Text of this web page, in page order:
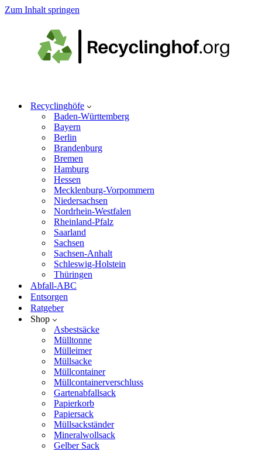
Zum Inhalt springen
Recyclinghöfe
Baden-Württemberg
Bayern
Berlin
Brandenburg
Bremen
Hamburg
Hessen
Mecklenburg-Vorpommern
Niedersachsen
Nordrhein-Westfalen
Rheinland-Pfalz
Saarland
Sachsen
Sachsen-Anhalt
Schleswig-Holstein
Thüringen
Abfall-ABC
Entsorgen
Ratgeber
Shop
Asbestsäcke
Mülltonne
Mülleimer
Müllsacke
Müllcontainer
Müllcontainerverschluss
Gartenabfallsack
Papierkorb
Papiersack
Müllsackständer
Mineralwollsack
Gelber Sack